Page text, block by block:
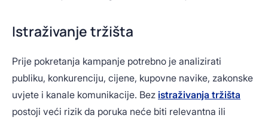
Istraživanje tržišta
Prije pokretanja kampanje potrebno je analizirati
publiku, konkurenciju, cijene, kupovne navike, zakonske
uvjete i kanale komunikacije. Bez istraživanja tržišta
postoji veći rizik da poruka neće biti relevantna ili